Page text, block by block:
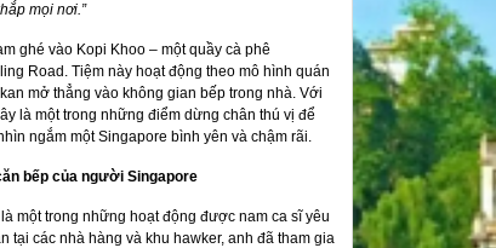
mọi nơi.”
ghé vào Kopi Khoo – một quầy cà phê
Road. Tiệm này hoạt động theo mô hình quán
mở thẳng vào không gian bếp trong nhà. Với
là một trong những điểm dừng chân thú vị để
ngắm một Singapore bình yên và chậm rãi.
bếp của người Singapore
một trong những hoạt động được nam ca sĩ yêu
tại các nhà hàng và khu hawker, anh đã tham gia